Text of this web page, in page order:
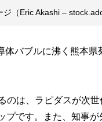
（Eric Akashi –
体バブルに沸く熊本
るのは、ラピダスが次
プです。また、知事